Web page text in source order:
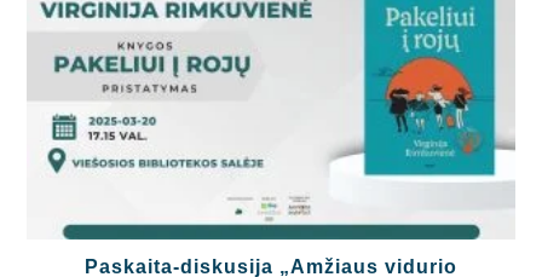
Paskaita-diskusija „Amžiaus vidurio